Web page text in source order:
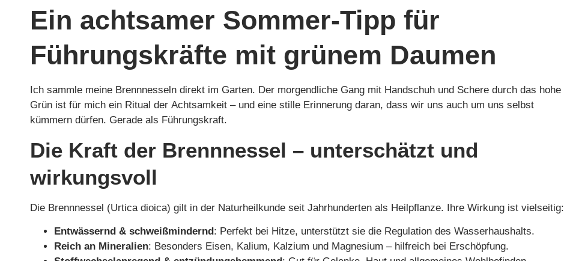
Ein achtsamer Sommer-Tipp für
Führungskräfte mit grünem Daumen
Ich sammle meine Brennnesseln direkt im Garten. Der morgendliche Gang mit Handschuh und Schere durch das hohe
Grün ist für mich ein Ritual der Achtsamkeit – und eine stille Erinnerung daran, dass wir uns auch um uns selbst
kümmern dürfen. Gerade als Führungskraft.
Die Kraft der Brennnessel – unterschätzt und
wirkungsvoll
Die Brennnessel (Urtica dioica) gilt in der Naturheilkunde seit Jahrhunderten als Heilpflanze. Ihre Wirkung ist vielseitig:
Entwässernd & schweißmindernd : Perfekt bei Hitze, unterstützt sie die Regulation des Wasserhaushalts.
Reich an Mineralien: Besonders Eisen, Kalium, Kalzium und Magnesium – hilfreich bei Erschöpfung.